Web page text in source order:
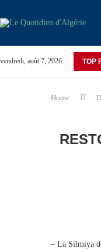
vendredi, août 7, 2026 TOP
Home
– La Silmiya